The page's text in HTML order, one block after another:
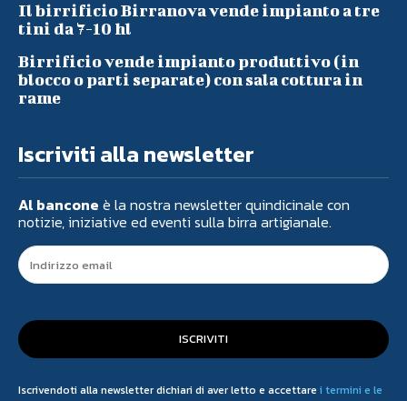
Il birrificio Birranova vende impianto a tre
tini da 7-10 hl
Birrificio vende impianto produttivo (in
blocco o parti separate) con sala cottura in
rame
Iscriviti alla newsletter
Al bancone è la nostra newsletter quindicinale con
notizie, iniziative ed eventi sulla birra artigianale.
ISCRIVITI
Iscrivendoti alla newsletter dichiari di aver letto e accettare i termini e le